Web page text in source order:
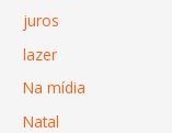
juros
lazer
Na mídia
Natal